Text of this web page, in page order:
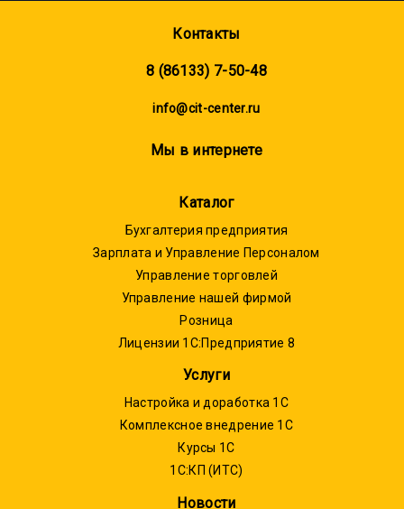
Контакты
8 (86133) 7-50-48
info@cit-center.ru
Мы в интернете
Каталог
Бухгалтерия предприятия
Зарплата и Управление Персоналом
Управление торговлей
Управление нашей фирмой
Розница
Лицензии 1С:Предприятие 8
Услуги
Настройка и доработка 1С
Комплексное внедрение 1С
Курсы 1С
1С:КП (ИТС)
Новости